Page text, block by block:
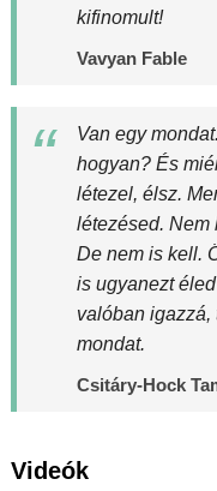
kifinomult!
Vavyan Fable
Van egy
hogyan? És
létezel, élsz.
létezésed. Nem
De nem is kell.
is ugyanezt
valóban igazzá,
mondat.
Csitáry-Hock
Videók